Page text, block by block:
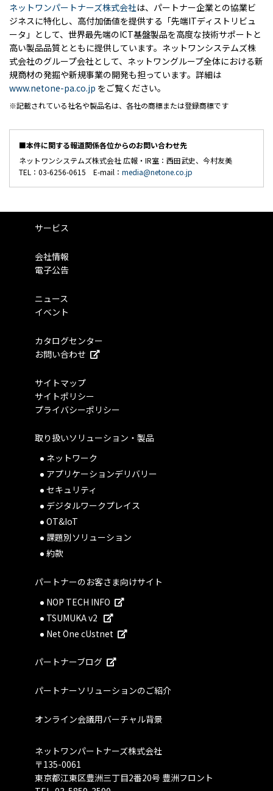
ネットワンパートナーズ株式会社は、パートナー企業との協業ビ
ジネスに特化し、高付加価値を提供する「先端ITディストリビュ
ータ」として、世界最先端のICT基盤製品を高度な技術サポートと
高い製品品質とともに提供しています。ネットワンシステムズ株
式会社のグループ会社として、ネットワングループ全体における新
規商材の発掘や新規事業の開発も担っています。詳細は
www.netone-pa.co.jp をご覧ください。
記載されている社名や製品名は、各社の商標または登録商標です
■本件に関する報道関係各位からのお問い合わせ先
ネットワンシステムズ株式会社 広報・IR室：西田武史、今村友美
TEL：03-6256-0615 E-mail： media@netone.co.jp
サービス
会社情報
電子公告
ニュース
イベント
カタログセンター
お問い合わせ
サイトマップ
サイトポリシー
プライバシーポリシー
取り扱いソリューション・製品
ネットワーク
アプリケーションデリバリー
セキュリティ
デジタルワークプレイス
OT&IoT
課題別ソリューション
約款
パートナーのお客さま向けサイト
NOP TECH INFO
TSUMUKA v2
Net One cUstnet
パートナーブログ
パートナーソリューションのご紹介
オンライン会議用バーチャル背景
ネットワンパートナーズ株式会社
〒135-0061
東京都江東区豊洲三丁目2番20号 豊洲フロント